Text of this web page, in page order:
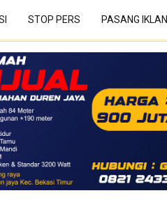
STOP PERS PASANG IKLAN